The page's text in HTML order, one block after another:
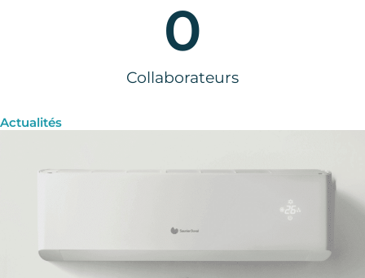
Collaborateurs
0
Actualités